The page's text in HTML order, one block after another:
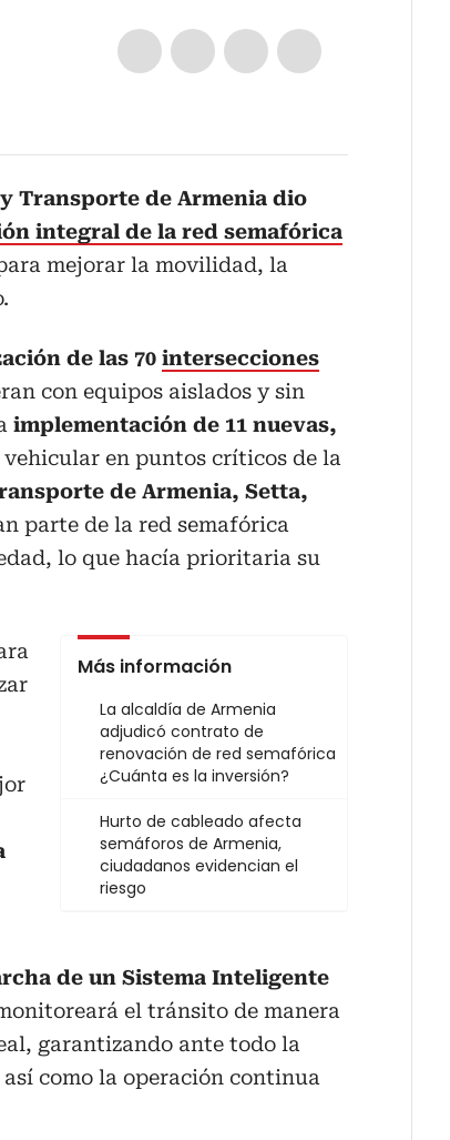
Transporte de Armenia dio
integral de la red semafórica
mejorar la movilidad, la
de las 70 intersecciones
con equipos aislados y sin
implementación de 11 nuevas,
en puntos críticos de la
de Armenia, Setta,
parte de la red semafórica
lo que hacía prioritaria su
Más información
La alcaldía de Armenia
adjudicó contrato de
renovación de red semafórica
¿Cuánta es la inversión?
Hurto de cableado afecta
semáforos de Armenia,
ciudadanos evidencian el
riesgo
de un Sistema Inteligente
el tránsito de manera
garantizando ante todo la
como la operación continua